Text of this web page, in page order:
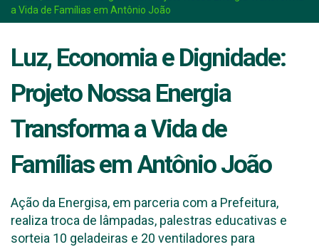
a Vida de Famílias em Antônio João
Luz, Economia e Dignidade:
Projeto Nossa Energia
Transforma a Vida de
Famílias em Antônio João
Ação da Energisa, em parceria com a Prefeitura,
realiza troca de lâmpadas, palestras educativas e
sorteia 10 geladeiras e 20 ventiladores para